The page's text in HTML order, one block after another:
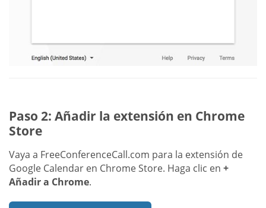
Paso 2: Añadir la extensión en Chrome
Store
Vaya a FreeConferenceCall.com para la extensión de
Google Calendar en Chrome Store. Haga clic en +
Añadir a Chrome.